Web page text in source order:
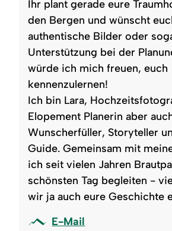
Ihr plant gerade eure
den Bergen und wünscht
authentische Bilder oder
Unterstützung bei der
würde ich mich freuen, euch
kennenzulernen!
Ich bin Lara,
Elopement Planerin aber
Wunscherfüller, Storyteller
Guide. Gemeinsam mit
ich seit vielen Jahren
schönsten Tag begleiten -
wir ja auch eure Geschichte
E-Mail